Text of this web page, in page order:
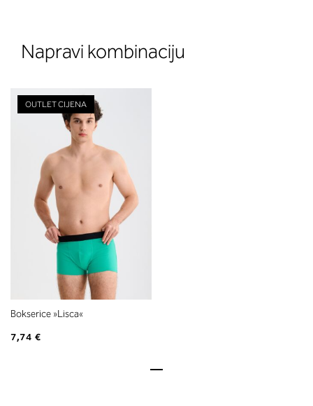
Napravi kombinaciju
OUTLET CIJENA
Bokserice »Lisca«
7,74 €